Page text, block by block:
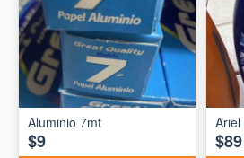
Aluminio 7mt
$9
Ariel
$89